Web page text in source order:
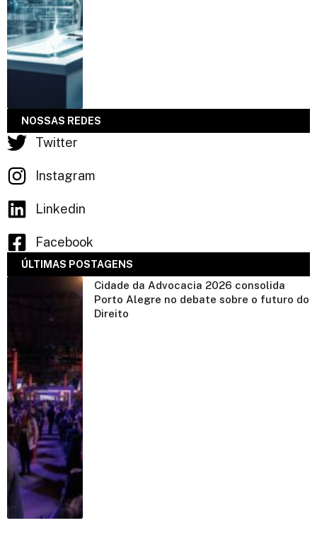
NOSSAS REDES
Twitter
Instagram
Linkedin
Facebook
ÚLTIMAS POSTAGENS
Cidade da Advocacia 2026 consolida
Porto Alegre no debate sobre o futuro do
Direito